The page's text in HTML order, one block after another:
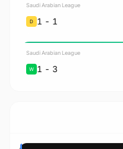
Saudi Arabian League
1 - 1
D
Saudi Arabian League
3 - 1
W